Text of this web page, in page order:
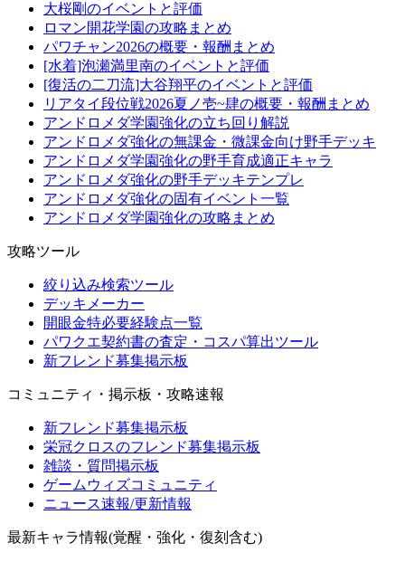
大桜剛のイベントと評価
ロマン開花学園の攻略まとめ
パワチャン2026の概要・報酬まとめ
[水着]泡瀬満里南のイベントと評価
[復活の二刀流]大谷翔平のイベントと評価
リアタイ段位戦2026夏ノ壱~肆の概要・報酬まとめ
アンドロメダ学園強化の立ち回り解説
アンドロメダ強化の無課金・微課金向け野手デッキ
アンドロメダ学園強化の野手育成適正キャラ
アンドロメダ強化の野手デッキテンプレ
アンドロメダ強化の固有イベント一覧
アンドロメダ学園強化の攻略まとめ
攻略ツール
絞り込み検索ツール
デッキメーカー
開眼金特必要経験点一覧
パワクエ契約書の査定・コスパ算出ツール
新フレンド募集掲示板
コミュニティ・掲示板・攻略速報
新フレンド募集掲示板
栄冠クロスのフレンド募集掲示板
雑談・質問掲示板
ゲームウィズコミュニティ
ニュース速報/更新情報
最新キャラ情報(覚醒・強化・復刻含む)